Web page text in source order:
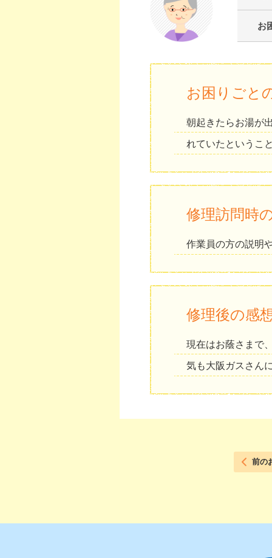
お
お困りごと
朝起きたらお湯が
れていたというこ
修理訪問時
作業員の方の説明
修理後の感
現在はお蔭さまで
気も大阪ガスさん
前の